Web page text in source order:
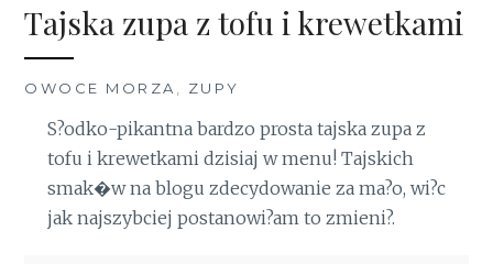
Tajska zupa z tofu i krewetkami
OWOCE MORZA ZUPY
S?odko-pikantna bardzo prosta tajska zupa z
tofu i krewetkami dzisiaj w menu! Tajskich
smak�w na blogu zdecydowanie za ma?o, wi?c
jak najszybciej postanowi?am to zmieni?.